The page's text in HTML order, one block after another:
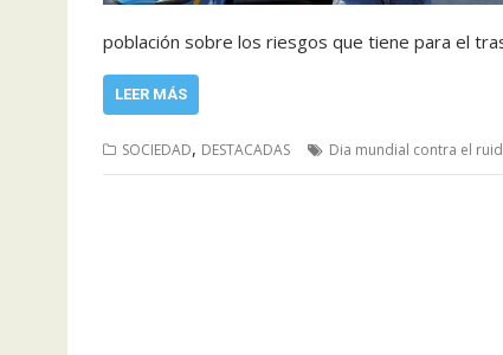
población sobre los riesgos que tiene para el
LEER MÁS
SOCIEDAD, DESTACADAS Dia mundial contra el